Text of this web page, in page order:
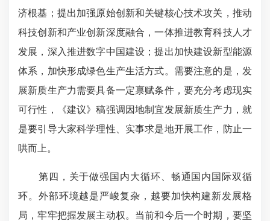
济根基；提出加强原始创新和关键核心技术攻关，推动
科技创新和产业创新深度融合，一体推进教育科技人才
发展，深入推进数字中国建设；提出加快建设新型能源
体系，加快形成绿色生产生活方式。需要注意的是，发
展新质生产力需要具备一定禀赋条件，要充分考虑现实
可行性，《建议》稿强调因地制宜发展新质生产力，就
是要引导大家科学理性、实事求是地开展工作，防止一
哄而上。
第四，关于做强国内大循环、畅通国内国际双循
环。外部环境越是严峻复杂，越要加快构建新发展格
局，牢牢把握发展主动权。当前和今后一个时期，要坚